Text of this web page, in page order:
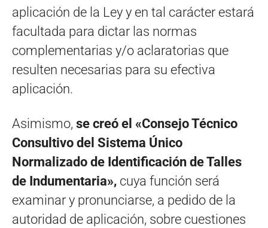
aplicación de la Ley y en tal carácter estará
facultada para dictar las normas
complementarias y/o aclaratorias que
resulten necesarias para su efectiva
aplicación.
Asimismo, se creó el «Consejo Técnico
Consultivo del Sistema Único
Normalizado de Identificación de Talles
de Indumentaria», cuya función será
examinar y pronunciarse, a pedido de la
autoridad de aplicación, sobre cuestiones